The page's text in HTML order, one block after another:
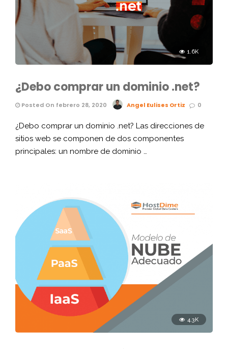
1.6K
¿Debo comprar un dominio .net?
Posted On febrero 28, 2020 Angel Eulises Ortiz 0
¿Debo comprar un dominio .net? Las direcciones de
sitios web se componen de dos componentes
principales: un nombre de dominio …
4.3K